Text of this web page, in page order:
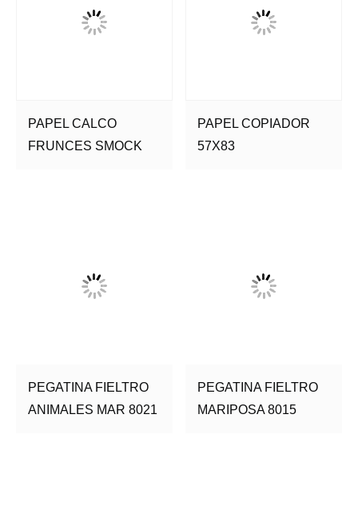
PAPEL CALCO
FRUNCES SMOCK
PAPEL COPIADOR
57X83
PEGATINA FIELTRO
ANIMALES MAR 8021
PEGATINA FIELTRO
MARIPOSA 8015